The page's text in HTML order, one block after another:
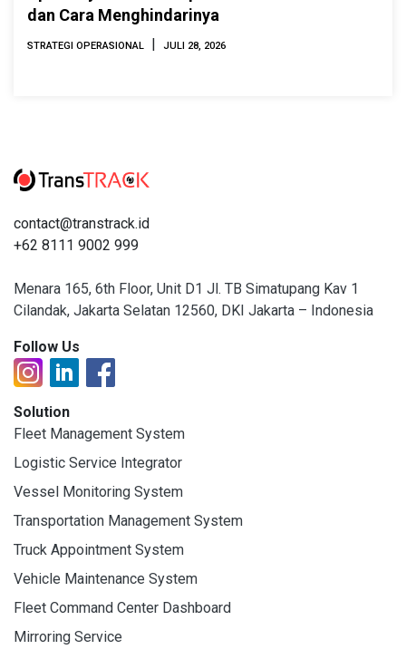
dan Cara Menghindarinya
STRATEGI OPERASIONAL | JULI 28, 2026
contact@transtrack.id
+62 8111 9002 999
Menara 165, 6th Floor, Unit D1 Jl. TB Simatupang Kav 1
Cilandak, Jakarta Selatan 12560, DKI Jakarta – Indonesia
Follow Us
Solution
Fleet Management System
Logistic Service Integrator
Vessel Monitoring System
Transportation Management System
Truck Appointment System
Vehicle Maintenance System
Fleet Command Center Dashboard
Mirroring Service